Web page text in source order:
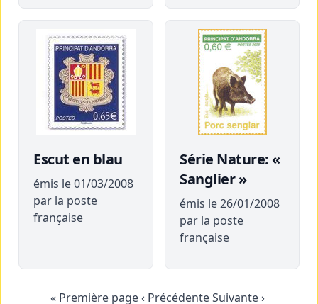
Escut en blau
émis le 01/03/2008
par la poste
française
Série Nature: «
Sanglier »
émis le 26/01/2008
par la poste
française
« Première page‹ PrécédenteSuivante ›